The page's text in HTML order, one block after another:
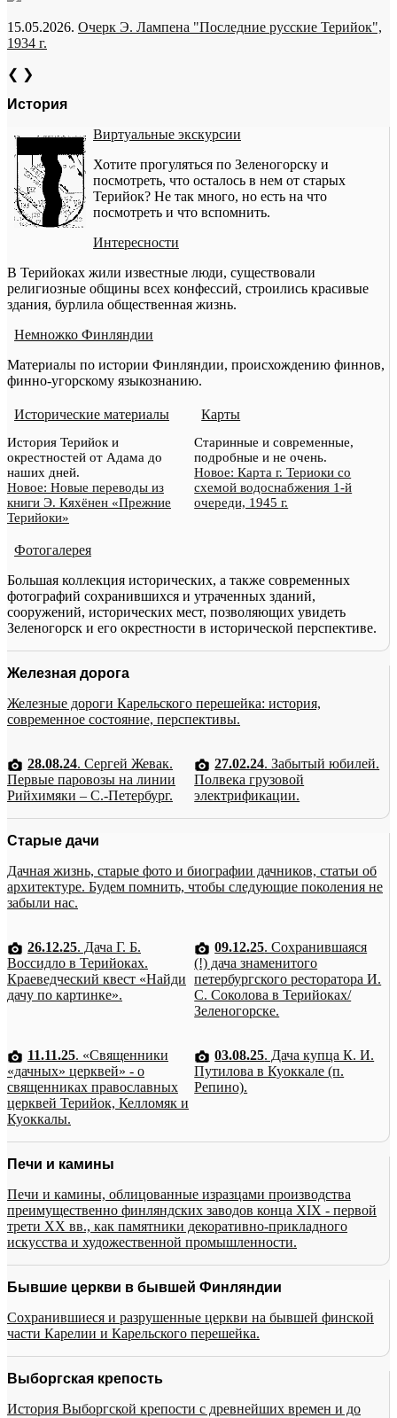
15.05.2026. Очерк Э. Лампена "Последние русские Терийок",
1934 г.
❮ ❯
История
Виртуальные экскурсии
Хотите прогуляться по Зеленогорску и
посмотреть, что осталось в нем от старых
Терийок? Не так много, но есть на что
посмотреть и что вспомнить.
Интересности
В Терийоках жили известные люди, существовали
религиозные общины всех конфессий, строились красивые
здания, бурлила общественная жизнь.
Немножко Финляндии
Материалы по истории Финляндии, происхождению финнов,
финно-угорскому языкознанию.
Исторические материалы
История Терийок и
окрестностей от Адама до
наших дней.
Новое: Новые переводы из
книги Э. Кяхёнен «Прежние
Терийоки»
Карты
Старинные и современные,
подробные и не очень.
Новое: Карта г. Териоки со
схемой водоснабжения 1-й
очереди, 1945 г.
Фотогалерея
Большая коллекция исторических, а также современных
фотографий сохранившихся и утраченных зданий,
сооружений, исторических мест, позволяющих увидеть
Зеленогорск и его окрестности в исторической перспективе.
Железная дорога
Железные дороги Карельского перешейка: история,
современное состояние, перспективы.
28.08.24. Сергей Жевак.
Первые паровозы на линии
Рийхимяки – С.-Петербург.
27.02.24. Забытый юбилей.
Полвека грузовой
электрификации.
Старые дачи
Дачная жизнь, старые фото и биографии дачников, статьи об
архитектуре. Будем помнить, чтобы следующие поколения не
забыли нас.
26.12.25. Дача Г. Б.
Воссидло в Терийоках.
Краеведческий квест «Найди
дачу по картинке».
09.12.25. Сохранившаяся
(!) дача знаменитого
петербургского ресторатора И.
С. Соколова в Терийоках/
Зеленогорске.
11.11.25. «Священники
«дачных» церквей» - о
священниках православных
церквей Терийок, Келломяк и
Куоккалы.
03.08.25. Дача купца К. И.
Путилова в Куоккале (п.
Репино).
Печи и камины
Печи и камины, облицованные изразцами производства
преимущественно финляндских заводов конца XIX - первой
трети XX вв., как памятники декоративно-прикладного
искусства и художественной промышленности.
Бывшие церкви в бывшей Финляндии
Сохранившиеся и разрушенные церкви на бывшей финской
части Карелии и Карельского перешейка.
Выборгская крепость
История Выборгской крепости с древнейших времен и до